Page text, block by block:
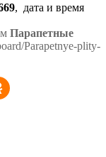
, дата и время
Парапетные
Parapetnye-plity-